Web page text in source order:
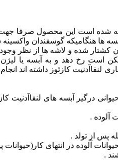
ها هنگامیكه گوسفندان
است رخ دهد و به آبسه یا
كازئوز داشته اند
درگیر آبسه های لنفاآدنیت
آلوده .
پس از تولد .
آلوده در انتهای
.